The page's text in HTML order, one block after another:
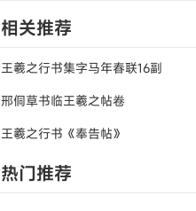
相关推荐
王羲之行书集字马年春联16副
邢侗草书临王羲之帖卷
王羲之行书《奉告帖》
热门推荐